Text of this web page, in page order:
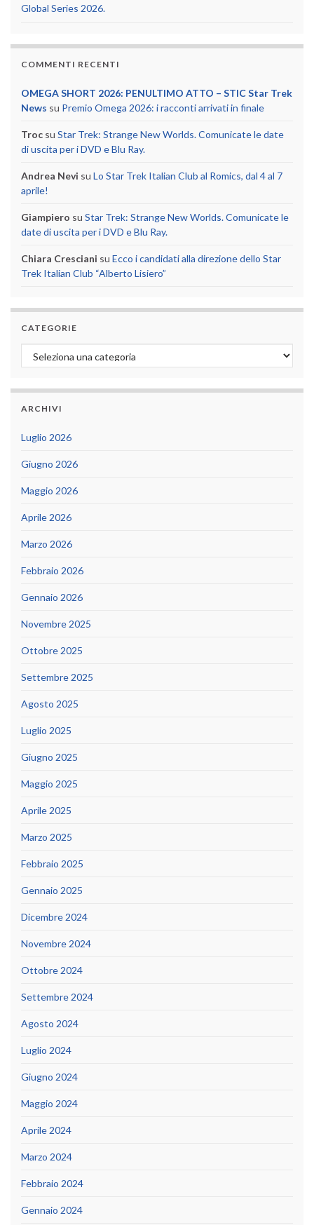
Global Series 2026.
COMMENTI RECENTI
OMEGA SHORT 2026: PENULTIMO ATTO – STIC Star Trek
News su Premio Omega 2026: i racconti arrivati in finale
Troc su Star Trek: Strange New Worlds. Comunicate le date
di uscita per i DVD e Blu Ray.
Andrea Nevi su Lo Star Trek Italian Club al Romics, dal 4 al 7
aprile!
Giampiero su Star Trek: Strange New Worlds. Comunicate le
date di uscita per i DVD e Blu Ray.
Chiara Cresciani su Ecco i candidati alla direzione dello Star
Trek Italian Club “Alberto Lisiero”
CATEGORIE
Categorie
ARCHIVI
Luglio 2026
Giugno 2026
Maggio 2026
Aprile 2026
Marzo 2026
Febbraio 2026
Gennaio 2026
Novembre 2025
Ottobre 2025
Settembre 2025
Agosto 2025
Luglio 2025
Giugno 2025
Maggio 2025
Aprile 2025
Marzo 2025
Febbraio 2025
Gennaio 2025
Dicembre 2024
Novembre 2024
Ottobre 2024
Settembre 2024
Agosto 2024
Luglio 2024
Giugno 2024
Maggio 2024
Aprile 2024
Marzo 2024
Febbraio 2024
Gennaio 2024